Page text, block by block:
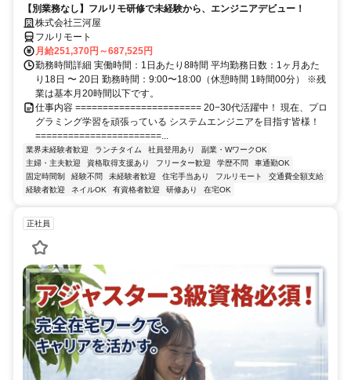
【別業務なし】フルリモ研修で未経験から、エンジニアデビュー！
株式会社三河屋
フルリモート
月給251,370円～687,525円
勤務時間詳細 実働時間：1日あたり8時間 平均勤務日数：1ヶ月あた
り18日 〜 20日 勤務時間：9:00〜18:00（休憩時間 1時間00分） ※残
業は基本月20時間以下です。
仕事内容 ======================= 20−30代活躍中！ 現在、プロ
グラミング学習を頑張っている システムエンジニアを目指す皆様！
=======================...
業界未経験者歓迎 ランチタイム 社員登用あり
副業・WワークOK
主婦・主夫歓迎
資格取得支援あり フリーター歓迎 学歴不問
車通勤OK
固定時間制
経験不問 未経験者歓迎 住宅手当あり フルリモート
交通費全額支給
経験者歓迎
ネイルOK 有資格者歓迎 研修あり 在宅OK
正社員